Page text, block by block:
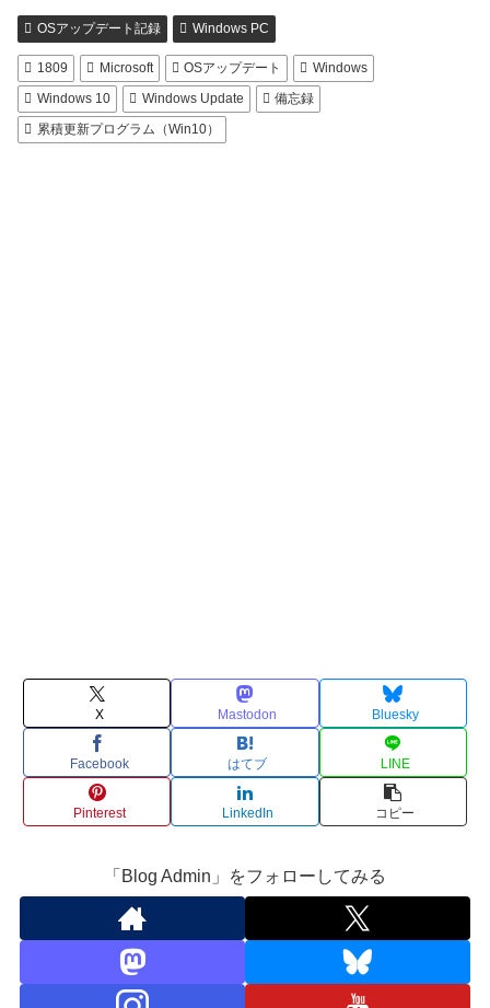
OSアップデート記録 Windows PC
1809 Microsoft OSアップデート
Windows
Windows 10
Windows Update
備忘録
累積更新プログラム（Win10）
X Mastodon Bluesky
Facebook はてブ LINE
Pinterest LinkedIn コピー
「Blog Admin」をフォローしてみる